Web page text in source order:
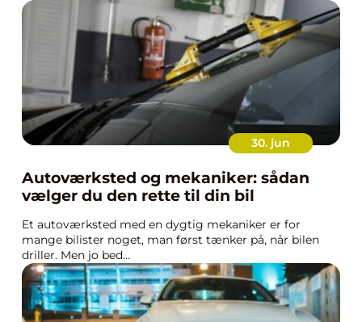
30. jun
Autoværksted og mekaniker: sådan
vælger du den rette til din bil
Et autoværksted med en dygtig mekaniker er for
mange bilister noget, man først tænker på, når bilen
driller. Men jo bed...